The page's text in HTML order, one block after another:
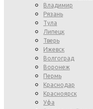
Владимир
Рязань
Тула
Липецк
Тверь
Ижевск
Волгоград
Воронеж
Пермь
Краснодар
Красноярск
Уфа